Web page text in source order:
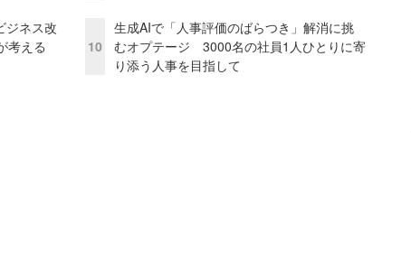
ネス改
考える
10
生成AIで「人事評価のばらつき」解消に挑
むオプテージ 3000名の社員1人ひとりに寄
り添う人事を目指して